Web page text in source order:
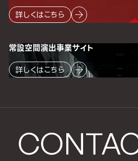
詳しくはこちら
常設空間演出事業サイト
詳しくはこちら